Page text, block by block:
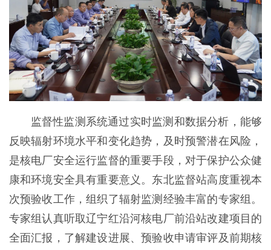
监督性监测系统通过实时监测和数据分析，能够
反映辐射环境水平和变化趋势，及时预警潜在风险，
是核电厂安全运行监督的重要手段，对于保护公众健
康和环境安全具有重要意义。东北监督站高度重视本
次预验收工作，组织了辐射监测经验丰富的专家组。
专家组认真听取辽宁红沿河核电厂前沿站改建项目的
全面汇报，了解建设进展、预验收申请审评及前期核